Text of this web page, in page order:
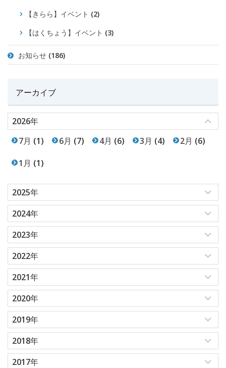
【きらら】イベント (2)
【はくちょう】イベント (3)
お知らせ (186)
アーカイブ
2026年
7月 (1) 6月 (7) 4月 (6) 3月 (4) 2月 (6)
1月 (1)
2025年
2024年
2023年
2022年
2021年
2020年
2019年
2018年
2017年